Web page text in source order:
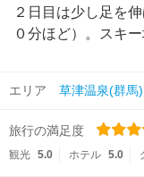
２日目は少し足を
０分ほど）。スキ
エリア 草津温泉(群馬)
旅行の満足度
観光 5.0 ホテル 5.0